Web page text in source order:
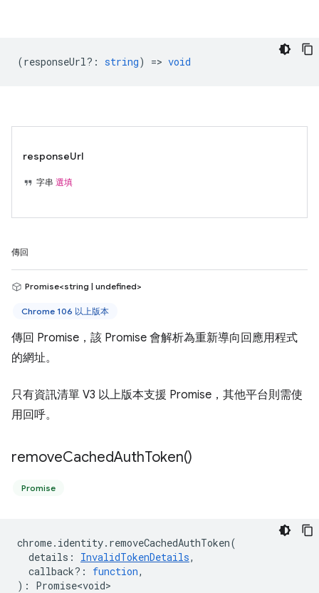
(responseUrl? : string) => void
responseUrl
字串 選填
傳回
Promise<string | undefined>
Chrome 106 以上版本
傳回 Promise，該 Promise 會解析為重新導向回應用程式
的網址。
只有資訊清單 V3 以上版本支援 Promise，其他平台則需使
用回呼。
removeCachedAuthToken()
Promise
chrome. identity. removeCachedAuthToken(
details : InvalidTokenDetails,
callback? : function,
) : Promise<void>